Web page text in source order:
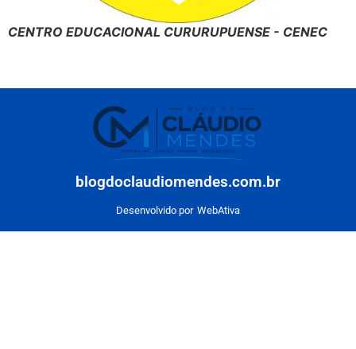
CENTRO EDUCACIONAL CURURUPUENSE - CENEC
blogdoclaudiomendes.com.br
Desenvolvido por WebAtiva